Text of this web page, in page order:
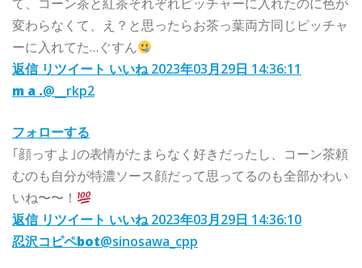
変わらなくて、え？と思ったらお茶っ葉両方同じピッチャ
ーに入れてた…ぐすん
返信 リツイート いいね 2023年03月29日 14:36:11
m a .@__rkp2
フォローする
｢顔っすよ｣の表情がたまらなく好きだったし、コーン茶頼
むのも自分が特濃ソース顔だって思ってるのも全部かわい
いね〜〜！
返信 リツイート いいね 2023年03月29日 14:36:10
忍沢コピペbot@sinosawa_cpp